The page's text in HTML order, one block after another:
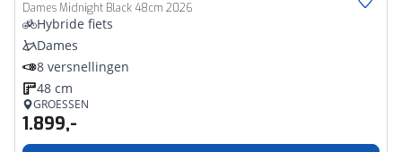
Dames Midnight Black 48cm 2026
Hybride fiets
Dames
8 versnellingen
48 cm
GROESSEN
1.899,-